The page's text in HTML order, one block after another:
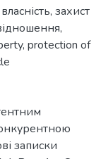
, захист
,
, protection of
записки